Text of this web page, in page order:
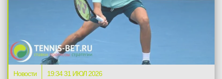
Новости 19:34 31 ИЮЛ 2026